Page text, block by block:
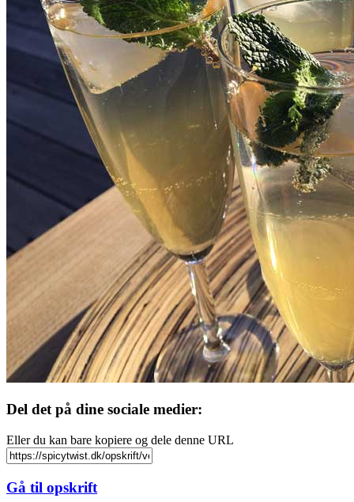
Del det på dine sociale medier:
Eller du kan bare kopiere og dele denne URL
Gå til opskrift